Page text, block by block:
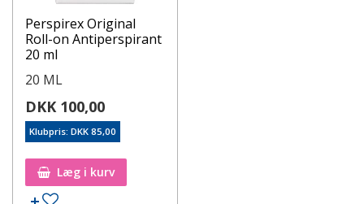
Perspirex Original
Roll-on Antiperspirant
20 ml
20 ML
DKK 100,00
Klubpris: DKK 85,00
Læg i kurv